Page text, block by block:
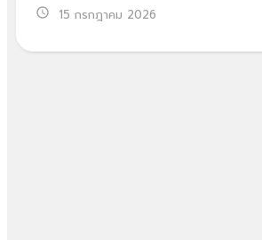
schedule 15 กรกฎาคม 2026